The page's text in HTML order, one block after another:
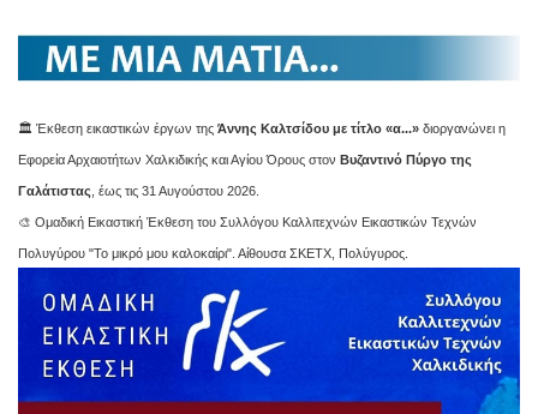
🏛️ Έκθεση εικαστικών έργων της Άννης Καλτσίδου με τίτλο «α...» διοργανώνει η
Εφορεία Αρχαιοτήτων Χαλκιδικής και Αγίου Όρους στον Βυζαντινό Πύργο της
Γαλάτιστας , έως τις 31 Αυγούστου 2026.
🎨 Ομαδική Εικαστική Έκθεση του Συλλόγου Καλλιτεχνών Εικαστικών Τεχνών
Πολυγύρου "Το μικρό μου καλοκαίρι". Αίθουσα ΣΚΕΤΧ, Πολύγυρος.